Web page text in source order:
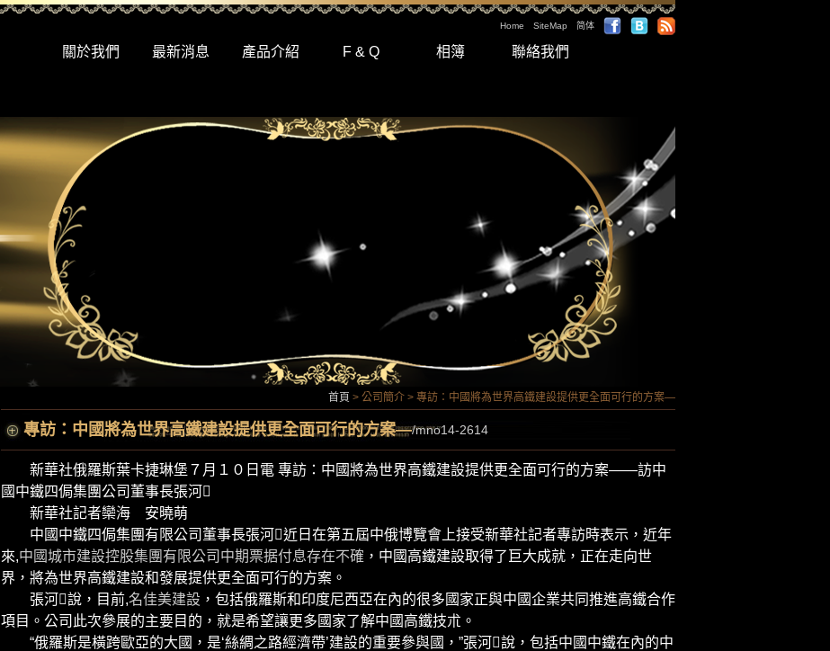
Home SiteMap 简体
關於我們 最新消息 產品介紹 F & Q 相簿 聯絡我們
首頁 > 公司簡介 > 專訪：中國將為世界高鐵建設提供更全面可行的方案—
專訪：中國將為世界高鐵建設提供更全面可行的方案—/mno14-2614
新華社俄羅斯葉卡捷琳堡７月１０日電 專訪：中國將為世界高鐵建設提供更全面可行的方案——訪中
國中鐵四侷集團公司董事長張河
新華社記者欒海 安曉萌
中國中鐵四侷集團有限公司董事長張河近日在第五屆中俄博覽會上接受新華社記者專訪時表示，近年
來,中國城市建設控股集團有限公司中期票据付息存在不確 ，中國高鐵建設取得了巨大成就，正在走向世
界，將為世界高鐵建設和發展提供更全面可行的方案。
張河說，目前,名佳美建設 ，包括俄羅斯和印度尼西亞在內的很多國家正與中國企業共同推進高鐵合作
項目。公司此次參展的主要目的，就是希望讓更多國家了解中國高鐵技朮。
“俄羅斯是橫跨歐亞的大國，是‘絲綢之路經濟帶’建設的重要參與國，”張河說，包括中國中鐵在內的中